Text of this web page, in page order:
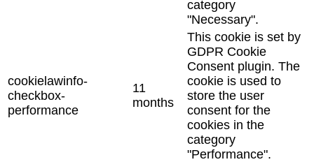
category
"Necessary".
cookielawinfo-
checkbox-
performance
11
months
This cookie is set by
GDPR Cookie
Consent plugin. The
cookie is used to
store the user
consent for the
cookies in the
category
"Performance".